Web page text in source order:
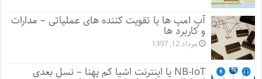
آپ امپ ها یا تقویت کننده های عملیاتی – مدارات
و کاربرد ها
مرداد 12, 1397
NB-IoT یا اینترنت اشیا کم پهنا – نسل بعدی